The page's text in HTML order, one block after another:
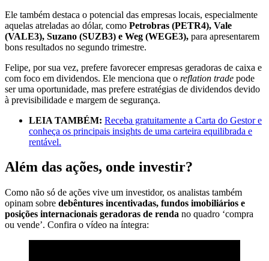
Ele também destaca o potencial das empresas locais, especialmente
aquelas atreladas ao dólar, como Petrobras (PETR4), Vale
(VALE3), Suzano (SUZB3) e Weg (WEGE3), para apresentarem
bons resultados no segundo trimestre.
Felipe, por sua vez, prefere favorecer empresas geradoras de caixa e
com foco em dividendos. Ele menciona que o reflation trade pode
ser uma oportunidade, mas prefere estratégias de dividendos devido
à previsibilidade e margem de segurança.
LEIA TAMBÉM: Receba gratuitamente a Carta do Gestor e
conheça os principais insights de uma carteira equilibrada e
rentável.
Além das ações, onde investir?
Como não só de ações vive um investidor, os analistas também
opinam sobre debêntures incentivadas, fundos imobiliários e
posições internacionais geradoras de renda no quadro ‘compra
ou vende’. Confira o vídeo na íntegra: